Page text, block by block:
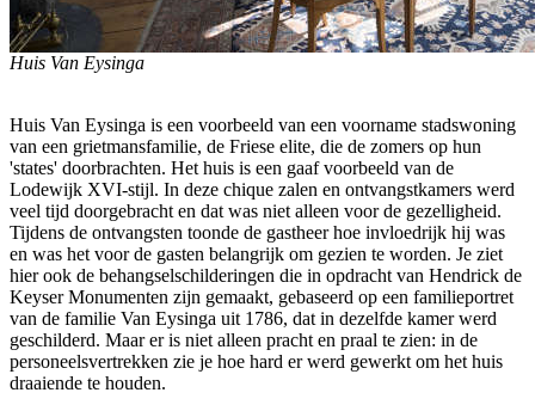
Huis Van Eysinga
Huis Van Eysinga is een voorbeeld van een voorname stadswoning
van een grietmansfamilie, de Friese elite, die de zomers op hun
'states' doorbrachten. Het huis is een gaaf voorbeeld van de
Lodewijk XVI-stijl. In deze chique zalen en ontvangstkamers werd
veel tijd doorgebracht en dat was niet alleen voor de gezelligheid.
Tijdens de ontvangsten toonde de gastheer hoe invloedrijk hij was
en was het voor de gasten belangrijk om gezien te worden. Je ziet
hier ook de behangselschilderingen die in opdracht van Hendrick de
Keyser Monumenten zijn gemaakt, gebaseerd op een familieportret
van de familie Van Eysinga uit 1786, dat in dezelfde kamer werd
geschilderd. Maar er is niet alleen pracht en praal te zien: in de
personeelsvertrekken zie je hoe hard er werd gewerkt om het huis
draaiende te houden.